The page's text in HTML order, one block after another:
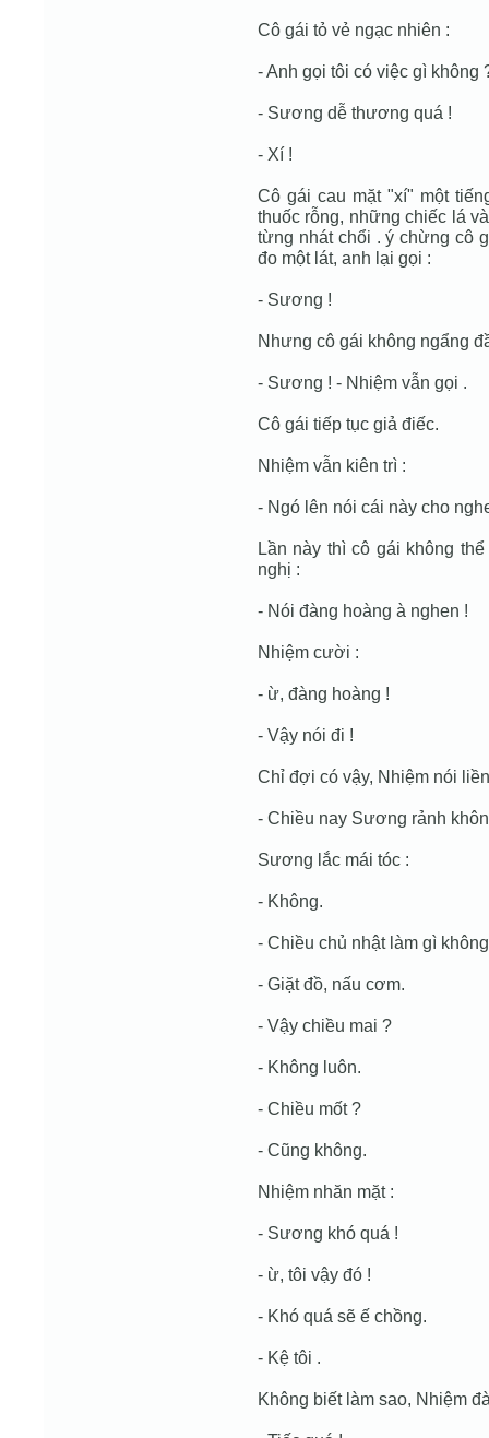
Cô gái tỏ vẻ ngạc nhiên :
- Anh gọi tôi có việc gì không
- Sương dễ thương quá !
- Xí !
Cô gái cau mặt "xí" một
thuốc rỗng, những chiếc lá
từng nhát chổi . ý chừng cô
đo một lát, anh lại gọi :
- Sương !
Nhưng cô gái không ngẩng
- Sương ! - Nhiệm vẫn gọi .
Cô gái tiếp tục giả điếc.
Nhiệm vẫn kiên trì :
- Ngó lên nói cái này cho
Lần này thì cô gái không
nghị :
- Nói đàng hoàng à nghen !
Nhiệm cười :
- ừ, đàng hoàng !
- Vậy nói đi !
Chỉ đợi có vậy, Nhiệm nói
- Chiều nay Sương rảnh
Sương lắc mái tóc :
- Không.
- Chiều chủ nhật làm gì
- Giặt đồ, nấu cơm.
- Vậy chiều mai ?
- Không luôn.
- Chiều mốt ?
- Cũng không.
Nhiệm nhăn mặt :
- Sương khó quá !
- ừ, tôi vậy đó !
- Khó quá sẽ ế chồng.
- Kệ tôi .
Không biết làm sao, Nhiệm